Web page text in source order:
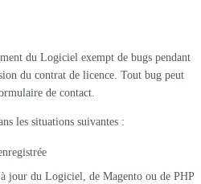
du Logiciel exempt de bugs pendant
du contrat de licence. Tout bug peut
de contact.
les situations suivantes :
jour du Logiciel, de Magento ou de PHP